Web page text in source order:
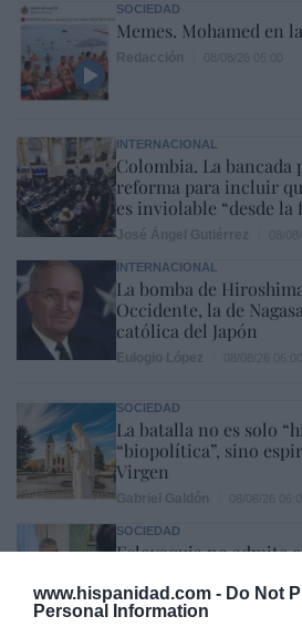
www.hispanidad.com - Do Not
Personal Information
SOCIEDAD
Memes. Mohamed en
INTERNACIONAL
Colombia. La
reforma para incluir
es inviolable “desde la
INTERNACIONAL
La bomba de
Occidente, la de
católica del Japón
SOCIEDAD
La batalla no es solo
“biopolítica”, sino
Virgen
SOCIEDAD
Eslovaquia no admite
bendecido en otros
Europea
Eulogio López